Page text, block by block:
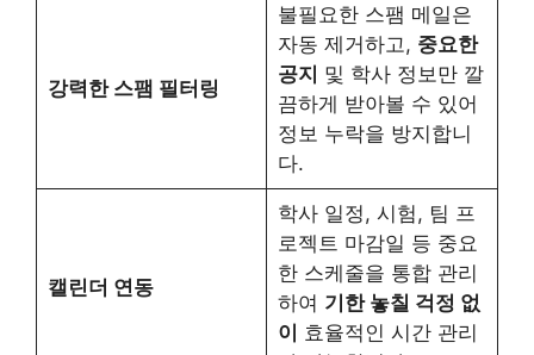
강력한 스팸 필터링
불필요한 스팸 메일은
자동 제거하고, 중요한
공지 및 학사 정보만 깔
끔하게 받아볼 수 있어
정보 누락을 방지합니
다.
캘린더 연동
학사 일정, 시험, 팀 프
로젝트 마감일 등 중요
한 스케줄을 통합 관리
하여 기한 놓칠 걱정 없
이 효율적인 시간 관리